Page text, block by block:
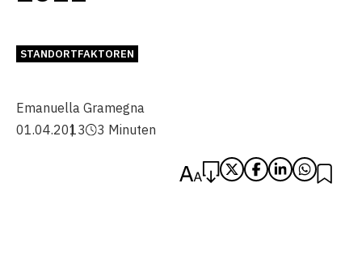
STANDORTFAKTOREN
Emanuella Gramegna
01.04.2013
3 Minuten